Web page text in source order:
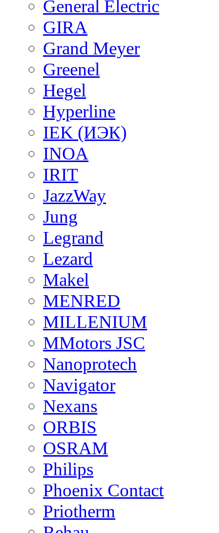
General Electric
GIRA
Grand Meyer
Greenel
Hegel
Hyperline
IEK (ИЭК)
INOA
IRIT
JazzWay
Jung
Legrand
Lezard
Makel
MENRED
MILLENIUM
MMotors JSC
Nanoprotech
Navigator
Nexans
ORBIS
OSRAM
Philips
Phoenix Contact
Priotherm